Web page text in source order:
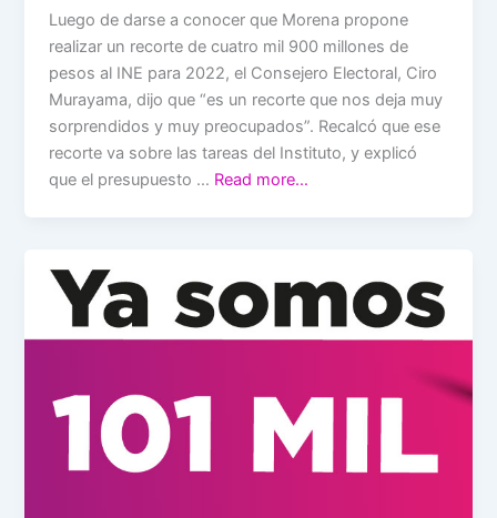
Luego de darse a conocer que Morena propone
realizar un recorte de cuatro mil 900 millones de
pesos al INE para 2022, el Consejero Electoral, Ciro
Murayama, dijo que “es un recorte que nos deja muy
sorprendidos y muy preocupados”. Recalcó que ese
recorte va sobre las tareas del Instituto, y explicó
que el presupuesto … Read more…